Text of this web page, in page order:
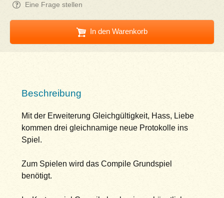
Eine Frage stellen
In den Warenkorb
Beschreibung
Mit der Erweiterung Gleichgültigkeit, Hass, Liebe
kommen drei gleichnamige neue Protokolle ins
Spiel.
Zum Spielen wird das Compile Grundspiel
benötigt.